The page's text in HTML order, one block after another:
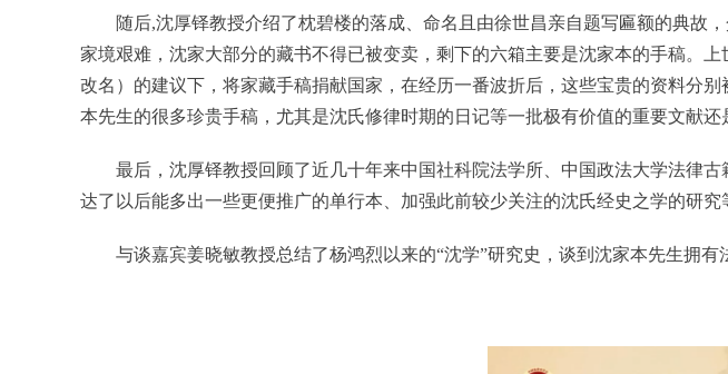
随后,沈厚铎教授介绍了枕碧楼的落成、命名且由徐世昌亲自题写匾额的典故
家境艰难，沈家大部分的藏书不得已被变卖，剩下的六箱主要是沈家本的手稿。
改名）的建议下，将家藏手稿捐献国家，在经历一番波折后，这些宝贵的资料分
本先生的很多珍贵手稿，尤其是沈氏修律时期的日记等一批极有价值的重要文献还
最后，沈厚铎教授回顾了近几十年来中国社科院法学所、中国政法大学法律
达了以后能多出一些更便推广的单行本、加强此前较少关注的沈氏经史之学的研究
与谈嘉宾姜晓敏教授总结了杨鸿烈以来的“沈学”研究史，谈到沈家本先生拥